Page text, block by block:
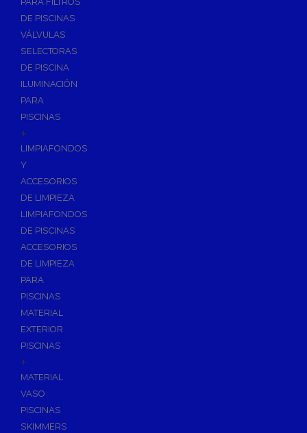
DE PISCINAS
VÁLVULAS
SELECTORAS
DE PISCINA
ILUMINACIÓN
PARA
PISCINAS
+
LIMPIAFONDOS
Y
ACCESORIOS
DE LIMPIEZA
LIMPIAFONDOS
DE PISCINAS
ACCESORIOS
DE LIMPIEZA
PARA
PISCINAS
MATERIAL
EXTERIOR
PISCINAS
+
MATERIAL
VASO
PISCINAS
SKIMMERS